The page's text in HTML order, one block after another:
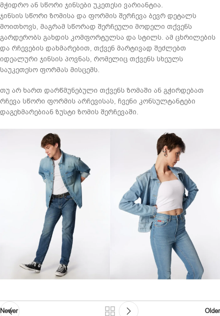
მჭიდრო ან სწორი ჯინსები უკეთესი ვარიანტია.
ჯინსის სწორი ზომისა და ფორმის შერჩევა ბევრ დეტალს
მოითხოვს, მაგრამ სწორად შერჩეული მოდელი თქვენს
გარდერობს გახდის კომფორტულსა და სტილს. ამ ცხრილების
და რჩევების დახმარებით, თქვენ მარტივად შეძლებთ
იდეალური ჯინსის პოვნას, რომელიც თქვენს სხეულს
საუკეთესო ფორმას მისცემს.
თუ არ ხართ დარწმუნებული თქვენს ზომაში ან გჭირდებათ
რჩევა სწორი ფორმის არჩევისას, ჩვენი კონსულტანტები
დაგეხმარებიან ზუსტი ზომის შერჩევაში.
Newer Older